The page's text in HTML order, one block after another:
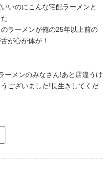
いのにこんな宅配ラーメンと
ラーメンが俺の25年以上前の
が心が体が！
ーメンのみなさん!あと店違うけ
ございました!長生きしてくだ